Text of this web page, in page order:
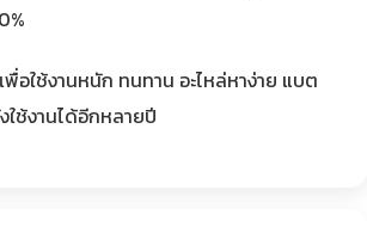
พื่อใช้งานหนัก ทนทาน อะไหล่หาง่าย แบต
ใช้งานได้อีกหลายปี